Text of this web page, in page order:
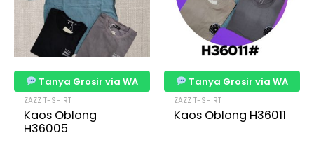
Tanya Grosir via WA
ZAZZ T-SHIRT
Kaos Oblong
H36005
Tanya Grosir via WA
ZAZZ T-SHIRT
Kaos Oblong H36011